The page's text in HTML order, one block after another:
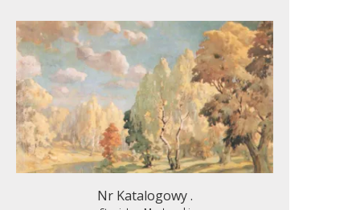
Nr Katalogowy .